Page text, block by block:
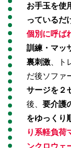
お手玉を使
っているだ
個別に呼ば
訓練・マッ
裏刺激、ト
だ後ソファ
サージを２
後、 要介護
をゆっくり
り系軽負荷